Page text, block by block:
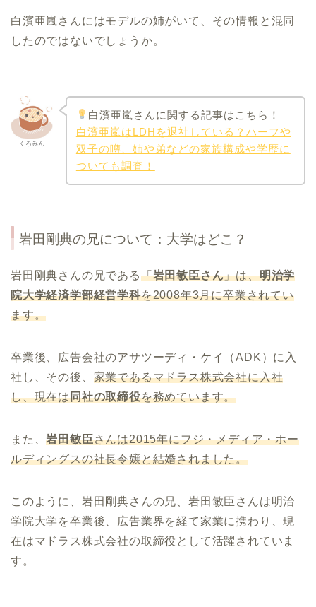
白濱亜嵐さんにはモデルの姉がいて、その情報と混同
したのではないでしょうか。
くろみん
白濱亜嵐さんに関する記事はこちら！
白濱亜嵐はLDHを退社している？ハーフや
双子の噂、姉や弟などの家族構成や学歴に
ついても調査！
岩田剛典の兄について：大学はどこ？
岩田剛典さんの兄である「岩田敏臣さん」は、明治学
院大学経済学部経営学科を2008年3月に卒業されてい
ます。
卒業後、広告会社のアサツーディ・ケイ（ADK）に入
社し、その後、 家業であるマドラス株式会社に入社
し、現在は同社の取締役を務めています。
また、岩田敏臣さんは2015年にフジ・メディア・ホー
ルディングスの社長令嬢と結婚されました。
このように、岩田剛典さんの兄、岩田敏臣さんは明治
学院大学を卒業後、広告業界を経て家業に携わり、現
在はマドラス株式会社の取締役として活躍されていま
す。